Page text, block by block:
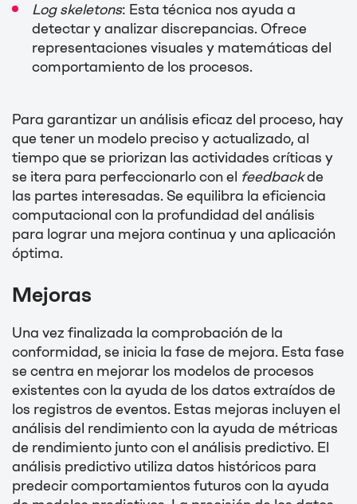
Log skeletons: Esta técnica nos ayuda a
detectar y analizar discrepancias. Ofrece
representaciones visuales y matemáticas del
comportamiento de los procesos.
Para garantizar un análisis eficaz del proceso, hay
que tener un modelo preciso y actualizado, al
tiempo que se priorizan las actividades críticas y
se itera para perfeccionarlo con el feedbackde
las partes interesadas. Se equilibra la eficiencia
computacional con la profundidad del análisis
para lograr una mejora continua y una aplicación
óptima.
Mejoras
Una vez finalizada la comprobación de la
conformidad, se inicia la fase de mejora. Esta fase
se centra en mejorar los modelos de procesos
existentes con la ayuda de los datos extraídos de
los registros de eventos. Estas mejoras incluyen el
análisis del rendimiento con la ayuda de métricas
de rendimiento junto con el análisis predictivo. El
análisis predictivo utiliza datos históricos para
predecir comportamientos futuros con la ayuda